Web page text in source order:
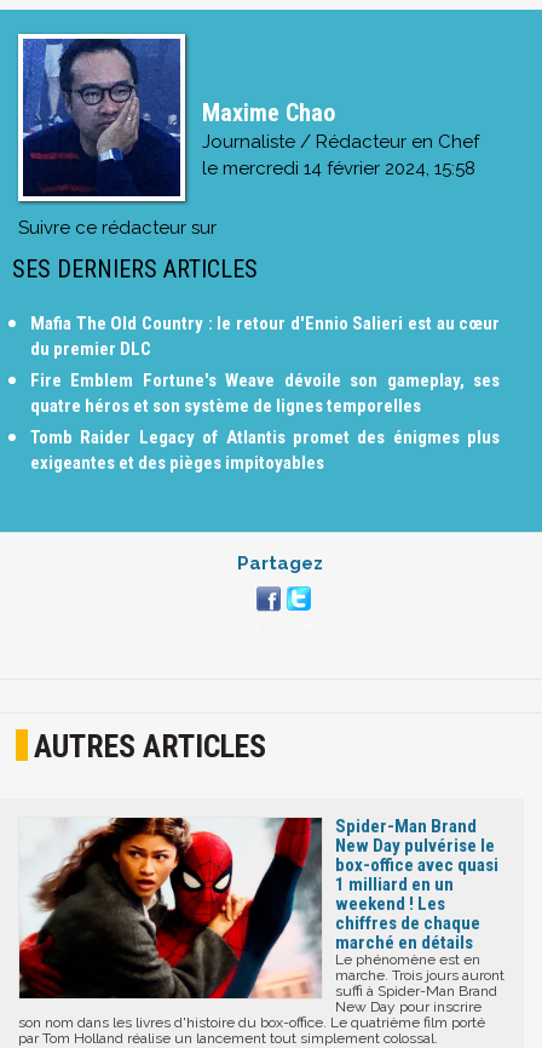
Maxime Chao
Journaliste / Rédacteur en Chef
le mercredi 14 février 2024, 15:58
Suivre ce rédacteur sur
SES DERNIERS ARTICLES
Mafia The Old Country : le retour d'Ennio Salieri est au cœur
du premier DLC
Fire Emblem Fortune's Weave dévoile son gameplay, ses
quatre héros et son système de lignes temporelles
Tomb Raider Legacy of Atlantis promet des énigmes plus
exigeantes et des pièges impitoyables
Partagez
AUTRES ARTICLES
Spider-Man Brand
New Day pulvérise le
box-office avec quasi
1 milliard en un
weekend ! Les
chiffres de chaque
marché en détails
Le phénomène est en
marche. Trois jours auront
suffi à Spider-Man Brand
New Day pour inscrire
son nom dans les livres d'histoire du box-office. Le quatrième film porté
par Tom Holland réalise un lancement tout simplement colossal.